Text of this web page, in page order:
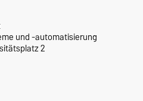
und -automatisierung
2